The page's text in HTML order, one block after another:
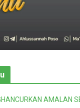
AMALAN